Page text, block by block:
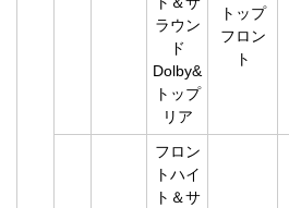
ラウン
ド
Dolby&
トップ
リア
トップ
フロン
ト
フロン
トハイ
ト＆サ